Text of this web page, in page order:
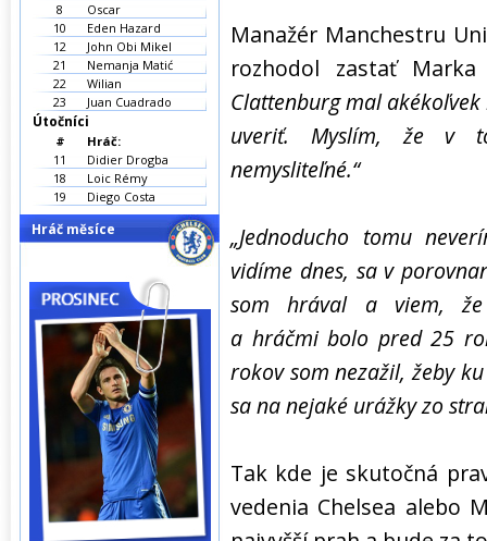
Manažér Manchestru
rozhodol zastať
Clattenburg mal
uveriť. Myslím, že v
nemysliteľné.“
„Jednoducho tomu
vidíme dnes, sa v
som hrával a viem, že
a hráčmi bolo pred 25
rokov som nezažil, žeby
sa na nejaké urážky zo
Tak kde je skutočná
vedenia Chelsea alebo
8
Oscar
10
Eden Hazard
12
John Obi Mikel
21
Nemanja Matić
22
Wilian
23
Juan Cuadrado
Útočníci
#
Hráč:
11
Didier Drogba
18
Loic Rémy
19
Diego Costa
Hráč měsíce